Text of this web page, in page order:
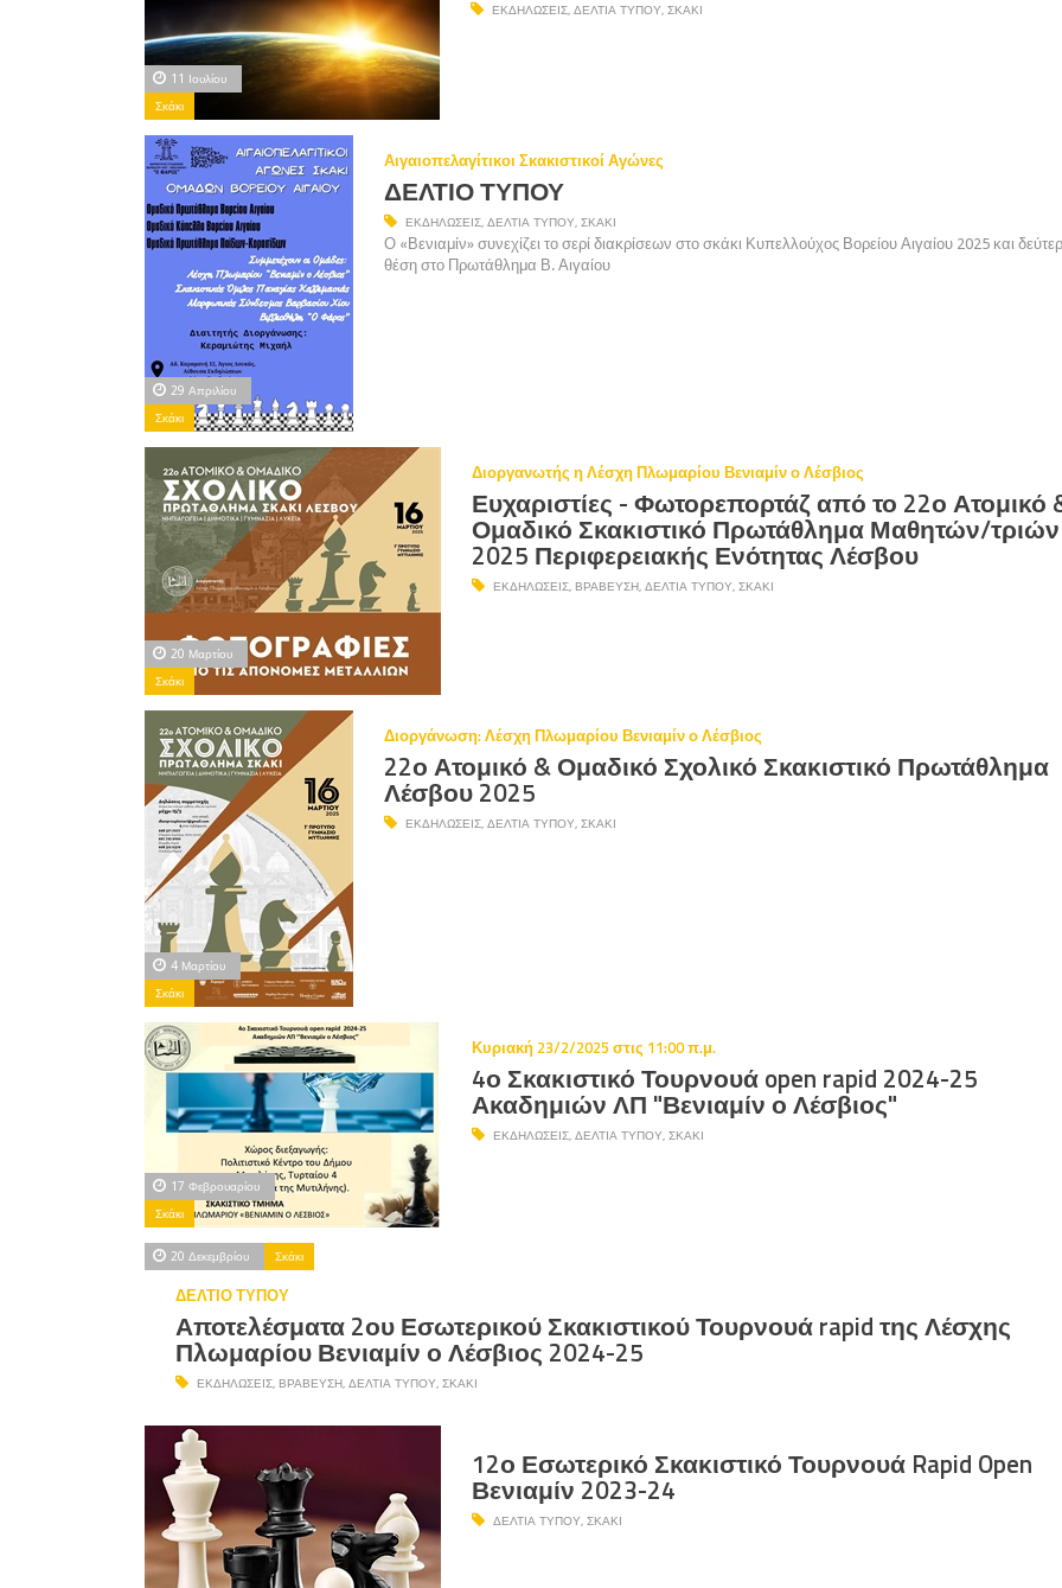
11 Ιουλίου
Σκάκι
ΕΚΔΗΛΏΣΕΙΣ, ΔΕΛΤΊΑ ΤΎΠΟΥ ΣΚΆΚΙ
29 Απριλίου
Σκάκι
Αιγαιοπελαγίτικοι Σκακιστικοί Αγώνες
ΔΕΛΤΙΟ ΤΥΠΟΥ
ΕΚΔΗΛΏΣΕΙΣ, ΔΕΛΤΊΑ ΤΎΠΟΥ ΣΚΆΚΙ
Ο «Βενιαμίν» συνεχίζει το σερί διακρίσεων στο σκάκι Κυπελλούχος Βορείου Αιγαίου 2025 και
θέση στο Πρωτάθλημα Β. Αιγαίου
20 Μαρτίου
Σκάκι
Διοργανωτής η Λέσχη Πλωμαρίου Βενιαμίν ο Λέσβιος
Ευχαριστίες - Φωτορεπορτάζ από το 22ο Ατομικό
Ομαδικό Σκακιστικό Πρωτάθλημα Μαθητών/τριών
2025 Περιφερειακής Ενότητας Λέσβου
ΕΚΔΗΛΏΣΕΙΣ, ΒΡΆΒΕΥΣΗ, ΔΕΛΤΊΑ ΤΎΠΟΥ ΣΚΆΚΙ
4 Μαρτίου
Σκάκι
Διοργάνωση: Λέσχη Πλωμαρίου Βενιαμίν ο Λέσβιος
22ο Ατομικό & Ομαδικό Σχολικό Σκακιστικό Πρωτάθλημα
Λέσβου 2025
ΕΚΔΗΛΏΣΕΙΣ, ΔΕΛΤΊΑ ΤΎΠΟΥ ΣΚΆΚΙ
17 Φεβρουαρίου
Σκάκι
Κυριακή 23/2/2025 στις 11:00 π.μ.
4ο Σκακιστικό Τουρνουά open rapid 2024-25
Ακαδημιών ΛΠ "Βενιαμίν ο Λέσβιος"
ΕΚΔΗΛΏΣΕΙΣ, ΔΕΛΤΊΑ ΤΎΠΟΥ ΣΚΆΚΙ
20 Δεκεμβρίου Σκάκι
ΔΕΛΤΙΟ ΤΥΠΟΥ
Αποτελέσματα 2ου Εσωτερικού Σκακιστικού Τουρνουά rapid της Λέσχης
Πλωμαρίου Βενιαμίν ο Λέσβιος 2024-25
ΕΚΔΗΛΏΣΕΙΣ, ΒΡΆΒΕΥΣΗ, ΔΕΛΤΊΑ ΤΎΠΟΥ ΣΚΆΚΙ
12ο Εσωτερικό Σκακιστικό Τουρνουά Rapid Open
Βενιαμίν 2023-24
ΔΕΛΤΊΑ ΤΎΠΟΥ ΣΚΆΚΙ